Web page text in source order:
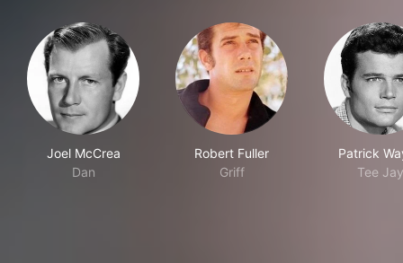
Joel McCrea
Dan
Robert Fuller
Griff
Patrick
Tee Jay